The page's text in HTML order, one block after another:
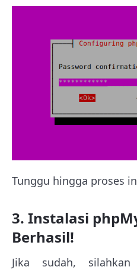
Tunggu hingga proses
3. Instalasi
Berhasil!
Jika sudah,